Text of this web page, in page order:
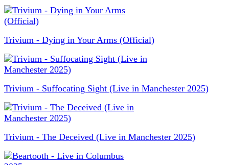
Trivium - Dying in Your Arms (Official)
Trivium - Suffocating Sight (Live in Manchester 2025)
Trivium - The Deceived (Live in Manchester 2025)